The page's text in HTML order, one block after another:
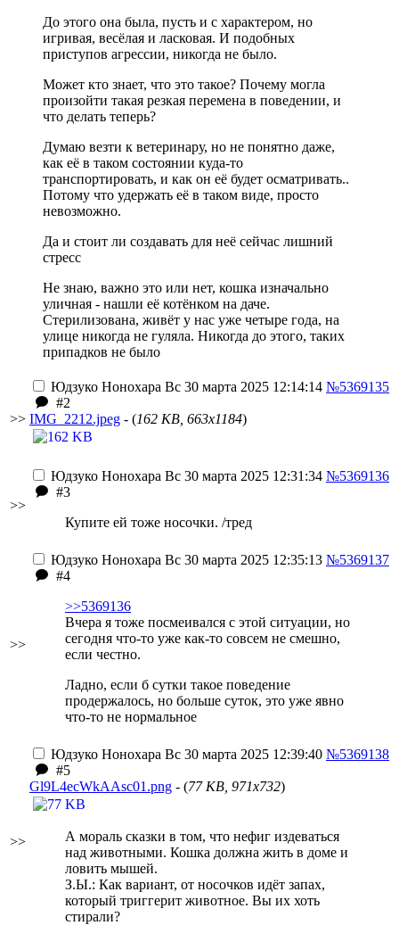
До этого она была, пусть и с характером, но
игривая, весёлая и ласковая. И подобных
приступов агрессии, никогда не было.
Может кто знает, что это такое? Почему могла
произойти такая резкая перемена в поведении, и
что делать теперь?
Думаю везти к ветеринару, но не понятно даже,
как её в таком состоянии куда-то
транспортировать, и как он её будет осматривать..
Потому что удержать её в таком виде, просто
невозможно.
Да и стоит ли создавать для неё сейчас лишний
стресс
Не знаю, важно это или нет, кошка изначально
уличная - нашли её котёнком на даче.
Стерилизована, живёт у нас уже четыре года, на
улице никогда не гуляла. Никогда до этого, таких
припадков не было
>>
Юдзуко Нонохара Вс 30 марта 2025 12:14:14 №5369135
#2
IMG_2212.jpeg - (162 KB, 663x1184)
>>
Юдзуко Нонохара Вс 30 марта 2025 12:31:34 №5369136
#3
Купите ей тоже носочки. /тред
>>
Юдзуко Нонохара Вс 30 марта 2025 12:35:13 №5369137
#4
>>5369136
Вчера я тоже посмеивался с этой ситуации, но
сегодня что-то уже как-то совсем не смешно,
если честно.
Ладно, если б сутки такое поведение
продержалось, но больше суток, это уже явно
что-то не нормальное
>>
Юдзуко Нонохара Вс 30 марта 2025 12:39:40 №5369138
#5
Gl9L4ecWkAAsc01.png - (77 KB, 971x732)
А мораль сказки в том, что нефиг издеваться
над животными. Кошка должна жить в доме и
ловить мышей.
З.Ы.: Как вариант, от носочков идёт запах,
который триггерит животное. Вы их хоть
стирали?